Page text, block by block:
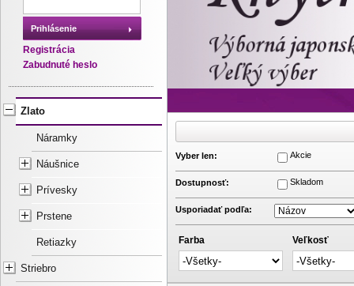
Prihlásenie
Registrácia
Zabudnuté heslo
Zlato
Náramky
Náušnice
Prívesky
Prstene
Retiazky
Striebro
Vyber len: Akcie
Dostupnosť: Skladom
Usporiadať podľa:
Farba Veľkosť